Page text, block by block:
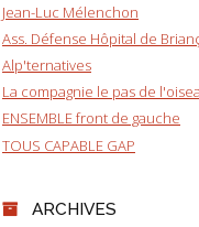
Jean-Luc Mélenchon
Ass. Défense Hôpital de
Alp'ternatives
La compagnie le pas de
ENSEMBLE front de gauche
TOUS CAPABLE GAP
ARCHIVES